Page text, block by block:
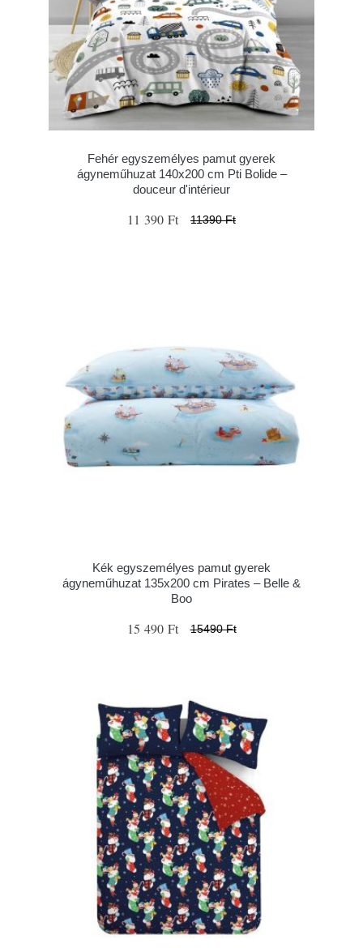
Fehér egyszemélyes pamut gyerek
ágyneműhuzat 140x200 cm Pti Bolide –
douceur d'intérieur
11 390 Ft 11390 Ft
Kék egyszemélyes pamut gyerek
ágyneműhuzat 135x200 cm Pirates – Belle &
Boo
15 490 Ft 15490 Ft